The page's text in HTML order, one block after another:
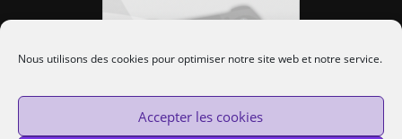
Nous utilisons des cookies pour optimiser notre site web et notre service.
Accepter les cookies